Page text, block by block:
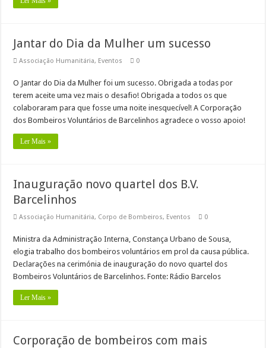
Jantar do Dia da Mulher um sucesso
Associação Humanitária, Eventos 0
O Jantar do Dia da Mulher foi um sucesso. Obrigada a todas por
terem aceite uma vez mais o desafio! Obrigada a todos os que
colaboraram para que fosse uma noite inesquecível! A Corporação
dos Bombeiros Voluntários de Barcelinhos agradece o vosso apoio!
Ler Mais »
Inauguração novo quartel dos B.V.
Barcelinhos
Associação Humanitária, Corpo de Bombeiros, Eventos 0
Ministra da Administração Interna, Constança Urbano de Sousa,
elogia trabalho dos bombeiros voluntários em prol da causa pública.
Declarações na cerimónia de inauguração do novo quartel dos
Bombeiros Voluntários de Barcelinhos. Fonte: Rádio Barcelos
Ler Mais »
Corporação de bombeiros com mais